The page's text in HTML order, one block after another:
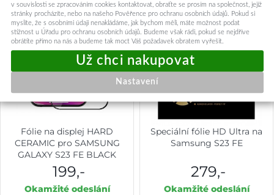
Fólie na displej HARD
CERAMIC pro SAMSUNG
GALAXY S23 FE BLACK
199,-
Okamžité odeslání
Speciální fólie HD Ultra na
Samsung S23 FE
279,-
Okamžité odeslání
v souvislosti se zpracováním cookies kontaktovat, obraťte se prosím na společnost, jejíž
stránky procházíte, nebo na našeho Pověřence pro ochranu osobních údajů. Pokud si
myslíte, že s osobními údaji nenakládáme, jak bychom měli, máte možnost podat
stížnost u Úřadu pro ochranu osobních údajů. Budeme však rádi, pokud se nejdříve
obrátíte přímo na nás a budeme tak moct Váš požadavek obratem vyřešit.
Nastavení